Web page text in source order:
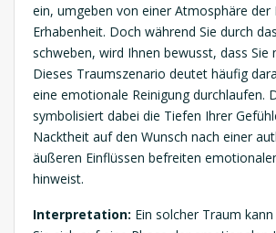
ein, umgeben von einer Atmosphäre der
Erhabenheit. Doch während Sie durch
schweben, wird Ihnen bewusst, dass Sie
Dieses Traumszenario deutet häufig
eine emotionale Reinigung durchlaufen.
symbolisiert dabei die Tiefen Ihrer
Nacktheit auf den Wunsch nach einer
äußeren Einflüssen befreiten
hinweist.
Interpretation: Ein solcher Traum